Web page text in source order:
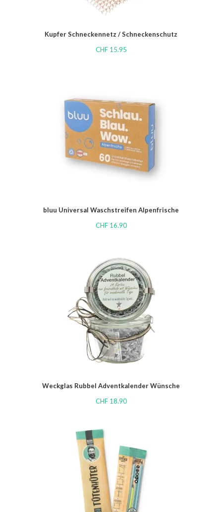
Kupfer Schneckennetz / Schneckenschutz
CHF15.95
bluu Universal Waschstreifen Alpenfrische
CHF16.90
Weckglas Rubbel Adventkalender Wünsche
CHF18.90